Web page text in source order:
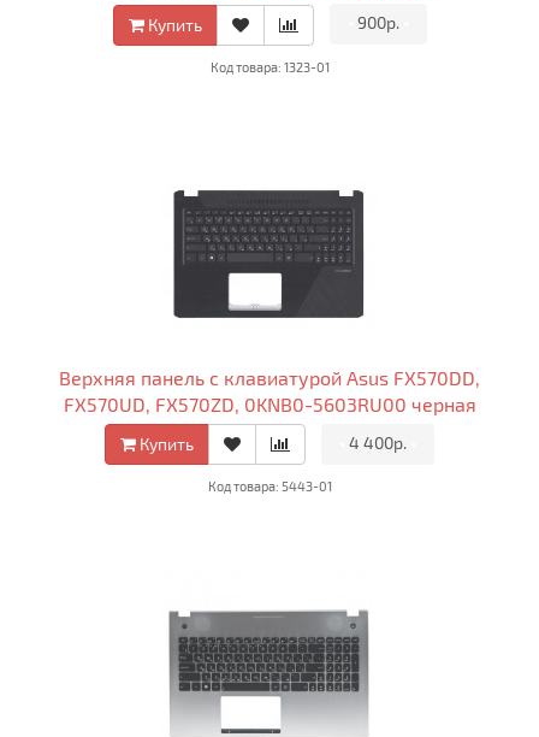
Купить 900р.
Код товара: 1323-01
Верхняя панель с клавиатурой Asus FX570DD,
FX570UD, FX570ZD, 0KNB0-5603RU00 черная
Купить 4 400р.
Код товара: 5443-01